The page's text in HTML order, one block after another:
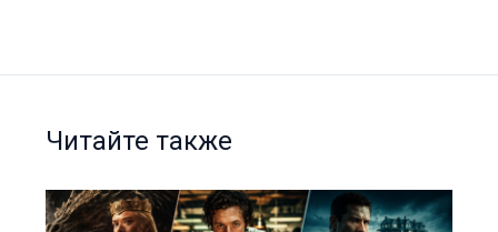
Читайте также